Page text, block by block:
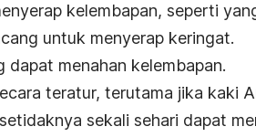
kelembapan, seperti
untuk menyerap keringat.
menahan kelembapan.
teratur, terutama jika kaki
sekali sehari dapat